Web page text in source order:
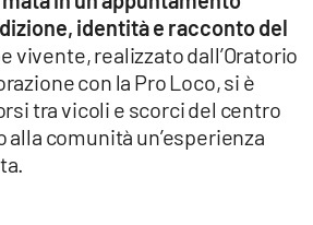
identità e racconto del
vivente, realizzato dall’Oratorio
con la Pro Loco, si è
tra vicoli e scorci del centro
comunità un’esperienza